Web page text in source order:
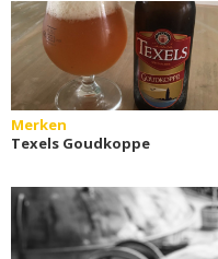
Merken
Texels Goudkoppe